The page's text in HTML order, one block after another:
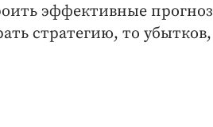
эффективные
стратегию, то